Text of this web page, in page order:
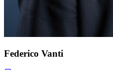
Federico Vanti